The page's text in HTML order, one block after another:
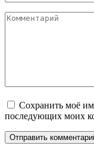
Комментарий
Сохранить моё
последующих моих